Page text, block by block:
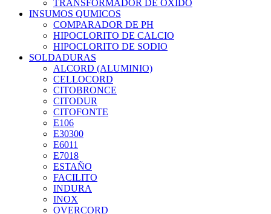
TRANSFORMADOR DE OXIDO
INSUMOS QUMICOS
COMPARADOR DE PH
HIPOCLORITO DE CALCIO
HIPOCLORITO DE SODIO
SOLDADURAS
ALCORD (ALUMINIO)
CELLOCORD
CITOBRONCE
CITODUR
CITOFONTE
E106
E30300
E6011
E7018
ESTAÑO
FACILITO
INDURA
INOX
OVERCORD